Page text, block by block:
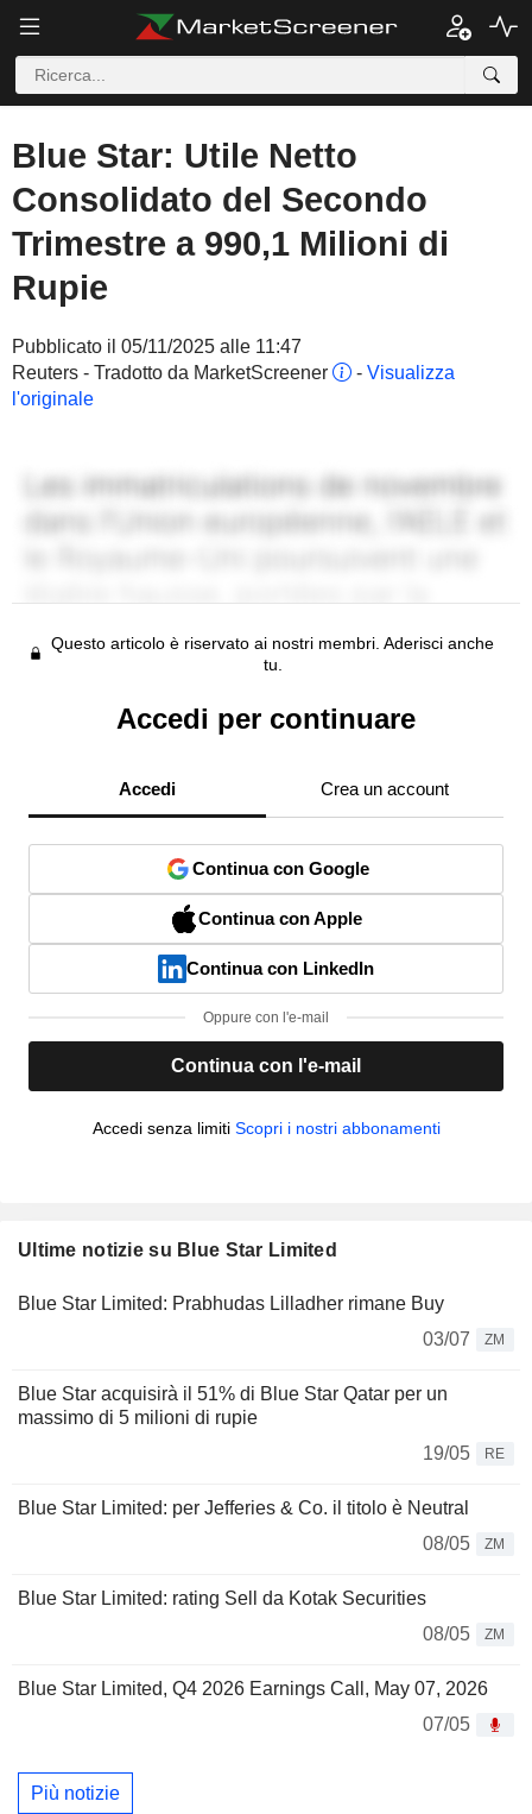
Blue Star: Utile Netto
Consolidato del Secondo
Trimestre a 990,1 Milioni di
Rupie
Pubblicato il 05/11/2025 alle 11:47
Reuters - Tradotto da MarketScreener
- Visualizza
l'originale
Questo articolo è riservato ai nostri membri. Aderisci anche
tu.
Accedi per continuare
Accedi Crea un account
Continua con Google
Continua con Apple
Continua con LinkedIn
Oppure con l'e-mail
Continua con l'e-mail
Accedi senza limiti Scopri i nostri abbonamenti
Ultime notizie su Blue Star Limited
Blue Star Limited: Prabhudas Lilladher rimane Buy
03/07
ZM
Blue Star acquisirà il 51% di Blue Star Qatar per un
massimo di 5 milioni di rupie
19/05
RE
Blue Star Limited: per Jefferies & Co. il titolo è Neutral
08/05
ZM
Blue Star Limited: rating Sell da Kotak Securities
08/05
ZM
Blue Star Limited, Q4 2026 Earnings Call, May 07, 2026
07/05
Più notizie